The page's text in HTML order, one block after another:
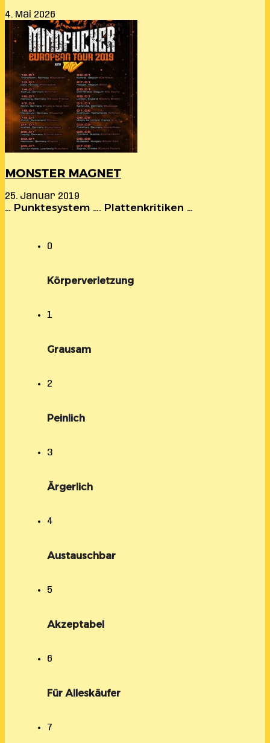
4. Mai 2026
MONSTER MAGNET
25. Januar 2019
… Punktesystem …. Plattenkritiken …
0
Körperverletzung
1
Grausam
2
Peinlich
3
Ärgerlich
4
Austauschbar
5
Akzeptabel
6
Für Alleskäufer
7